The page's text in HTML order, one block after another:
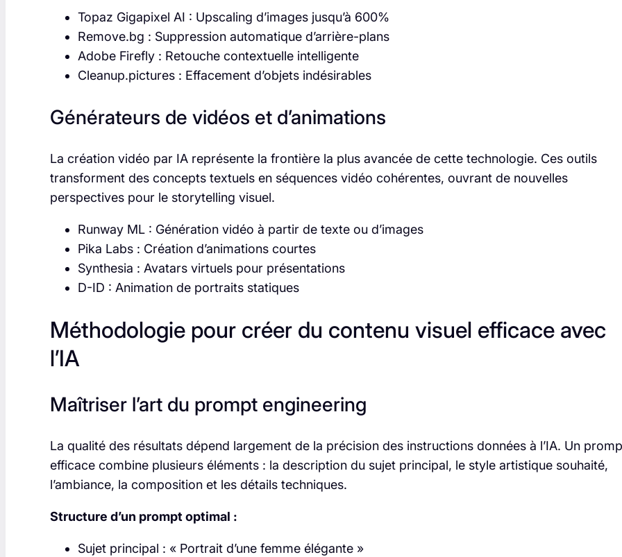
Topaz Gigapixel AI : Upscaling d’images jusqu’à 600%
Remove.bg : Suppression automatique d’arrière-plans
Adobe Firefly : Retouche contextuelle intelligente
Cleanup.pictures : Effacement d’objets indésirables
Générateurs de vidéos et d’animations
La création vidéo par IA représente la frontière la plus avancée de cette technologie. Ces outils
transforment des concepts textuels en séquences vidéo cohérentes, ouvrant de nouvelles
perspectives pour le storytelling visuel.
Runway ML : Génération vidéo à partir de texte ou d’images
Pika Labs : Création d’animations courtes
Synthesia : Avatars virtuels pour présentations
D-ID : Animation de portraits statiques
Méthodologie pour créer du contenu visuel efficace avec
l’IA
Maîtriser l’art du prompt engineering
La qualité des résultats dépend largement de la précision des instructions données à l’IA. Un
efficace combine plusieurs éléments : la description du sujet principal, le style artistique souhaité,
l’ambiance, la composition et les détails techniques.
Structure d’un prompt optimal :
Sujet principal : « Portrait d’une femme élégante »